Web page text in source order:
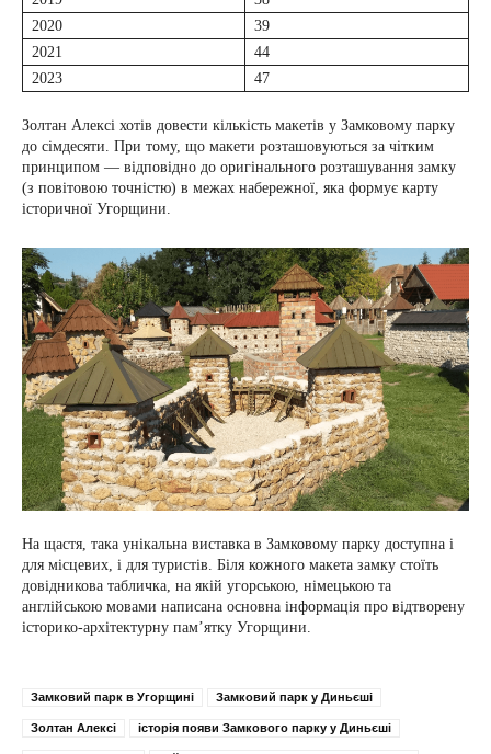
2020
39
2021
44
2023
47
Золтан Алексі хотів довести кількість макетів у Замковому парку
до сімдесяти. При тому, що макети розташовуються за чітким
принципом — відповідно до оригінального розташування замку
(з повітовою точністю) в межах набережної, яка формує карту
історичної Угорщини.
На щастя, така унікальна виставка в Замковому парку доступна і
для місцевих, і для туристів. Біля кожного макета замку стоїть
довідникова табличка, на якій угорською, німецькою та
англійською мовами написана основна інформація про відтворену
історико-архітектурну пам’ятку Угорщини.
Замковий парк в Угорщині Замковий парк у Диньєші
Золтан Алексі історія появи Замкового парку у Диньєші